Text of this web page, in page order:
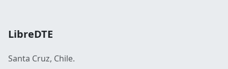
LibreDTE
Santa Cruz, Chile.